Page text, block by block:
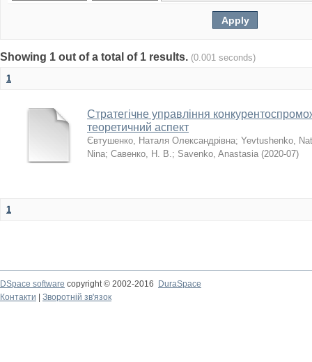
Showing 1 out of a total of 1 results. (0.001 seconds)
1
Стратегічне управління
теоретичний аспект
Євтушенко, Наталя Олександрівна; Yevtushenko,
Nina; Савенко, Н. В.; Savenko, Anastasia (2020-07)
1
DSpace software copyright © 2002-2016
DuraSpace
Контакти
Зворотній зв'язок